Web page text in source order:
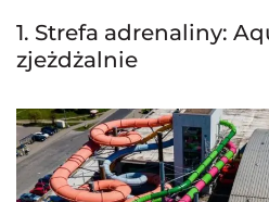
1. Strefa adrenaliny:
zjeżdżalnie